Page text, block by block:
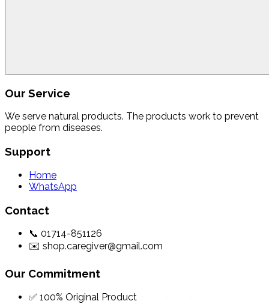
Our Service
We serve natural products. The products work to prevent
people from diseases.
Support
Home
WhatsApp
Contact
📞 01714-851126
✉️ shop.caregiver@gmail.com
Our Commitment
✅ 100% Original Product